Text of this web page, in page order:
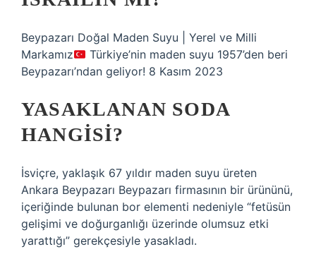
Beypazarı Doğal Maden Suyu | Yerel ve Milli
Markamız
Türkiye’nin maden suyu 1957’den beri
Beypazarı’ndan geliyor! 8 Kasım 2023
YASAKLANAN SODA
HANGISI?
İsviçre, yaklaşık 67 yıldır maden suyu üreten
Ankara Beypazarı Beypazarı firmasının bir ürününü,
içeriğinde bulunan bor elementi nedeniyle “fetüsün
gelişimi ve doğurganlığı üzerinde olumsuz etki
yarattığı” gerekçesiyle yasakladı.